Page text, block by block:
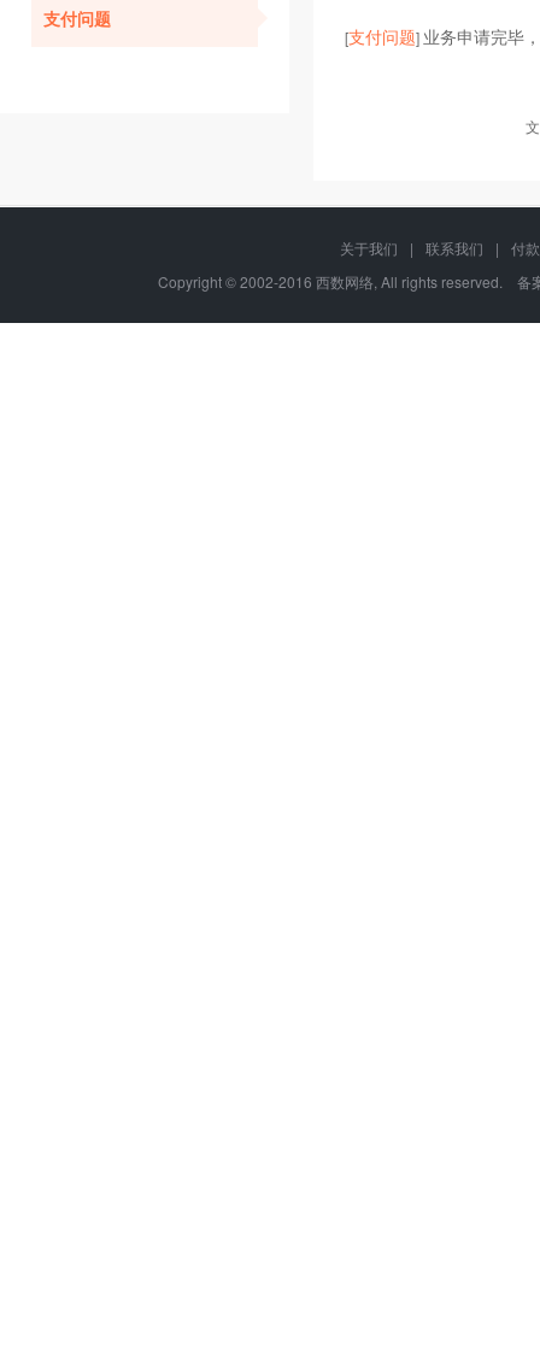
支付问题
[支付问题] 业务申请完毕
关于我们 | 联系我们 |
付
Copyright © 2002-2016 西数网络, All rights reserved. 备